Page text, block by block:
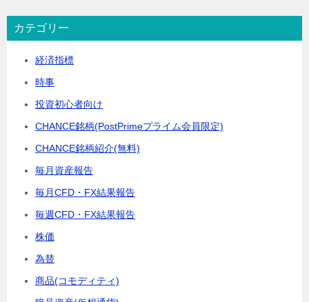
カテゴリー
経済指標
時事
投資初心者向け
CHANCE銘柄(PostPrimeプライム会員限定)
CHANCE銘柄紹介(無料)
毎月資産報告
毎月CFD・FX結果報告
毎週CFD・FX結果報告
株価
為替
商品(コモディティ)